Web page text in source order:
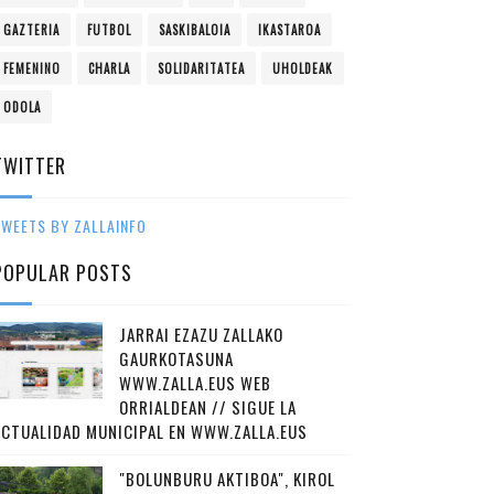
GAZTERIA FUTBOL SASKIBALOIA IKASTAROA
FEMENINO CHARLA SOLIDARITATEA UHOLDEAK
ODOLA
BY ZALLAINFO
POSTS
JARRAI EZAZU ZALLAKO
GAURKOTASUNA
WWW.ZALLA.EUS WEB
ORRIALDEAN // SIGUE LA
MUNICIPAL EN WWW.ZALLA.EUS
"BOLUNBURU AKTIBOA", KIROL